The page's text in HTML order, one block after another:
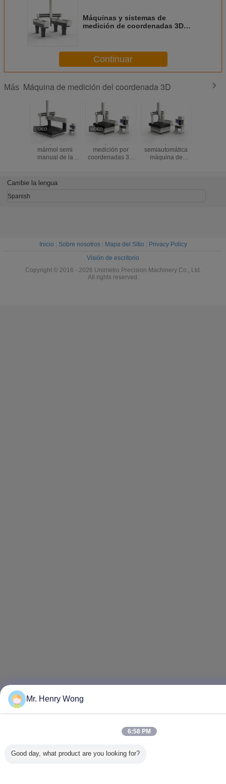
Máquinas y sistemas de
medición de coordenadas 3D
Continuar
Más Máquina de medición del coordenada 3D
mármol semi
manual de la
prueba de MH20i
medición por
coordenadas 3D
semiautomática
máquina de
Cambie la lengua
Spanish
Inicio Sobre nosotros| Mapa del Sitio
Privacy Policy
Visión de escritorio
Copyright © 2016 - 2026 Unimetro Precision Machinery Co., Ltd.
All rights reserved.
Mr. Henry Wong
6:58 PM
Good day, what product are you looking for?